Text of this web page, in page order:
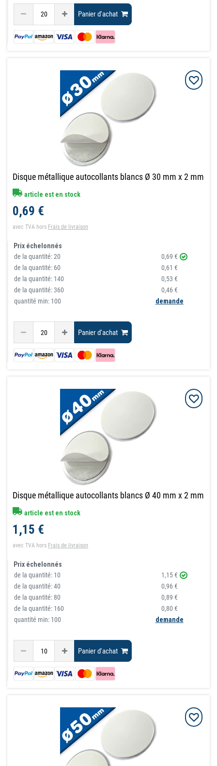
Panier d'achat
Disque métallique autocollants blancs Ø 30 mm x 2 mm
article est en stock
0,69 €
avec TVA hors Frais de livraison
Prix échelonnés
de la quantité:20
0,69 €
de la quantité: 60
0,61 €
de la quantité: 140
0,53 €
de la quantité:360
0,46 €
quantité min: 100
demande
Panier d'achat
Disque métallique autocollants blancs Ø 40 mm x 2 mm
article est en stock
1,15 €
avec TVA hors Frais de livraison
Prix échelonnés
de la quantité: 10
1,15 €
de la quantité:40
0,96 €
de la quantité: 80
0,89 €
de la quantité: 160
0,80 €
quantité min: 100
demande
Panier d'achat